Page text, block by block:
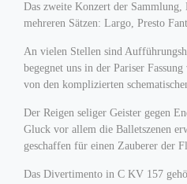
Das zweite Konzert der
mehreren Sätzen: Largo, Presto
An vielen Stellen sind
begegnet uns in der Pariser
von den komplizierten
Der Reigen seliger Geister gegen
Gluck vor allem die Balletszenen
geschaffen für einen Zauberer der
Das Divertimento in C KV 157